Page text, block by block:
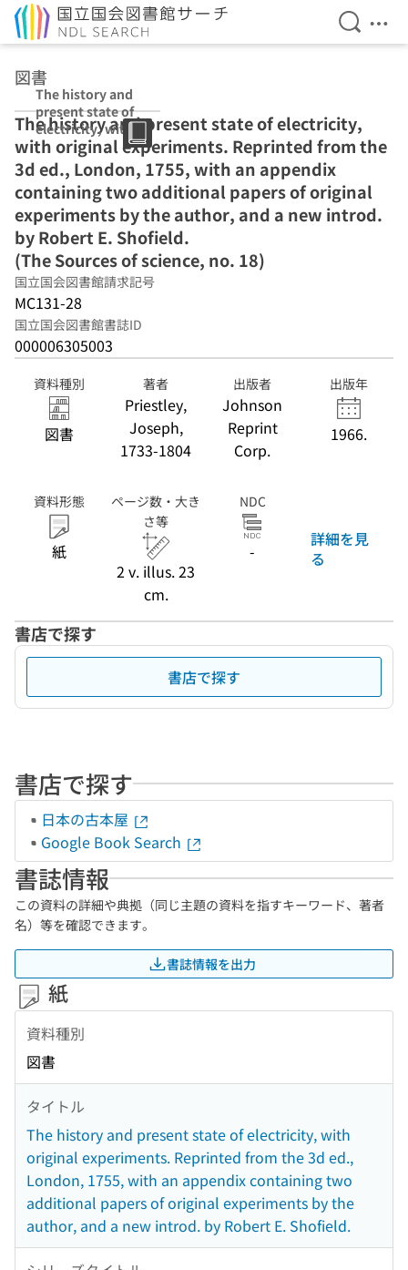
検索を
メ
図書
The history and
present state of
electricity, with
original
experiments.
Reprinted from
the 3d ed.,
London, 1755,
with an
appendix
containing two
additional
papers of
original
experiments by
the author, and
Robert E.
Shofield. (The
Sources of
science, no. 18)
The history and present state of electricity,
with original experiments. Reprinted from the
3d ed., London, 1755, with an appendix
containing two additional papers of original
experiments by the author, and a new introd.
by Robert E. Shofield.
(The Sources of science, no. 18)
国立国会図書館請求記号
MC131-28
国立国会図書館書誌ID
000006305003
資料種別
図書
著者
Priestley,
Joseph,
1733-1804
出版者
Johnson
Reprint
Corp.
出版年
1966.
資料形態
紙
ページ数・大き
さ等
2 v. illus. 23
cm.
NDC
-
詳細を見
る
書店で探す
書店で探す
書店で探す
日本の古本屋
Google Book Search
書誌情報
この資料の詳細や典拠（同じ主題の資料を指すキーワード、著者
名）等を確認できます。
書誌情報を出力
紙
資料種別
図書
タイトル
The history and present state of electricity, with
original experiments. Reprinted from the 3d ed.,
London, 1755, with an appendix containing two
additional papers of original experiments by the
author, and a new introd. by Robert E. Shofield.